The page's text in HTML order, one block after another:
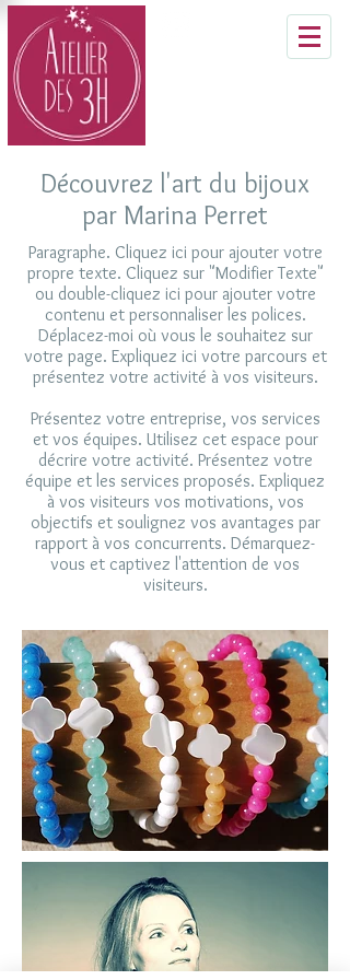
Découvrez l'art du bijoux
par Marina Perret
Paragraphe. Cliquez ici pour ajouter votre
propre texte. Cliquez sur "Modifier Texte"
ou double-cliquez ici pour ajouter votre
contenu et personnaliser les polices.
Déplacez-moi où vous le souhaitez sur
votre page. Expliquez ici votre parcours et
présentez votre activité à vos visiteurs.
Présentez votre entreprise, vos services
et vos équipes. Utilisez cet espace pour
décrire votre activité. Présentez votre
équipe et les services proposés. Expliquez
à vos visiteurs vos motivations, vos
objectifs et soulignez vos avantages par
rapport à vos concurrents. Démarquez-
vous et captivez l'attention de vos
visiteurs.